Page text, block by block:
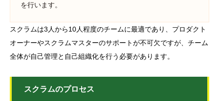
を行います。
スクラムは3人から10人程度のチームに最適であり、プロダクト
オーナーやスクラムマスターのサポートが不可欠ですが、チーム
全体が自己管理と自己組織化を行う必要があります。
スクラムのプロセス